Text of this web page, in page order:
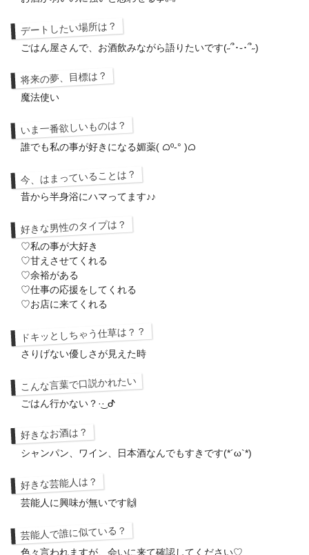
デートしたい場所は？
ごはん屋さんで、お酒飲みながら語りたいです(˶՞･֊･՞˶)
将来の夢、目標は？
魔法使い
いま一番欲しいものは？
誰でも私の事が好きになる媚薬( ᜊº-° )ᜊ
今、はまっていることは？
昔から半身浴にハマってます♪♪
好きな男性のタイプは？
♡私の事が大好き
♡甘えさせてくれる
♡余裕がある
♡仕事の応援をしてくれる
♡お店に来てくれる
ドキッとしちゃう仕草は？？
さりげない優しさが見えた時
こんな言葉で口説かれたい
ごはん行かない？·͜· ︎︎ᕷ
好きなお酒は？
シャンパン、ワイン、日本酒なんでもすきです(*´ω`*)
好きな芸能人は？
芸能人に興味が無いです🙌
芸能人で誰に似ている？
色々言われますが、会いに来て確認してください♡